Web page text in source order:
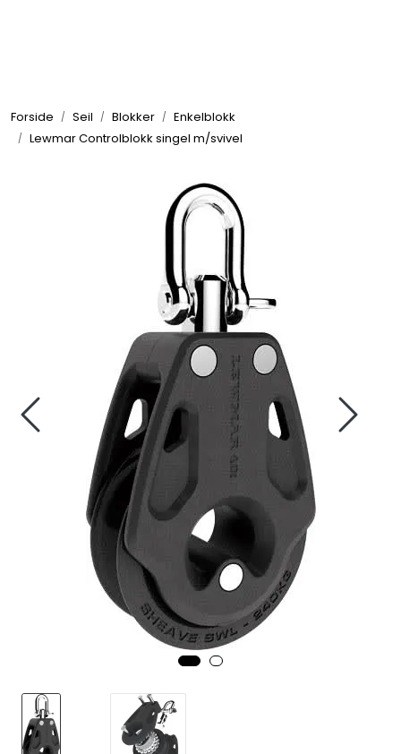
Forside Seil Blokker
Enkelblokk
Lewmar Controlblokk singel m/svivel
Elektrisk
Motor/Styring
Fortøyning
Fritid/Sikkerhet
Båtpleie/Opplag